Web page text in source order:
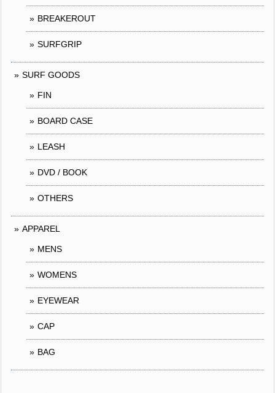
BREAKEROUT
SURFGRIP
SURF GOODS
FIN
BOARD CASE
LEASH
DVD / BOOK
OTHERS
APPAREL
MENS
WOMENS
EYEWEAR
CAP
BAG